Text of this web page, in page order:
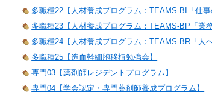
多職種22【人材養成プログラム：TEAMS-BI「仕事
多職種23【人材養成プログラム：TEAMS-BP「業
多職種24【人材養成プログラム：TEAMS-BR「人
多職種25【造血幹細胞移植勉強会】
専門03【薬剤師レジデントプログラム】
専門04【学会認定・専門薬剤師養成プログラム】